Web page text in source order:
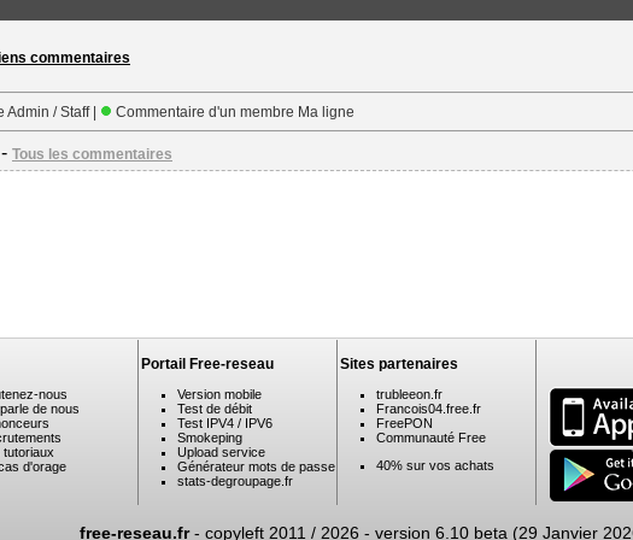
commentaires
/ Staff | Commentaire d'un membre Ma ligne
- Tous les commentaires
nous
de nous
tutoriaux
d'orage
Portail Free-reseau
Version mobile
Test de débit
Test IPV4 / IPV6
Smokeping
Upload service
Générateur mots de passe
stats-degroupage.fr
Sites partenaires
trubleeon.fr
Francois04.free.fr
FreePON
Communauté Free
40% sur vos achats
free-reseau.fr- copyleft 2011 / 2026 - version 6.10 beta (29 Janvier